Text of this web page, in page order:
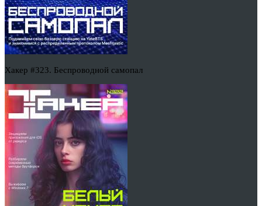
Хакер #323. Беспроводной самопал